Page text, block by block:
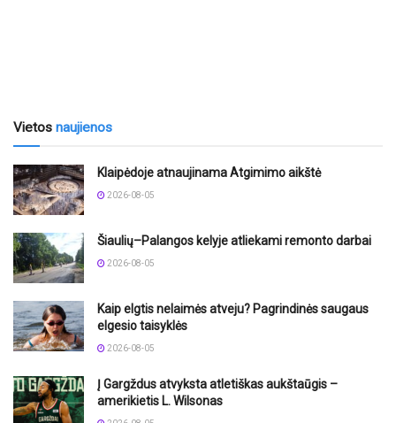
Vietos naujienos
Klaipėdoje atnaujinama Atgimimo aikštė
2026-08-05
Šiaulių–Palangos kelyje atliekami remonto darbai
2026-08-05
Kaip elgtis nelaimės atveju? Pagrindinės saugaus
elgesio taisyklės
2026-08-05
Į Gargždus atvyksta atletiškas aukštaūgis –
amerikietis L. Wilsonas